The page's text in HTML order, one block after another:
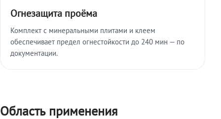
Огнезащита проёма
Комплект с минеральными плитами и клеем
обеспечивает предел огнестойкости до 240 мин — по
документации.
Область применения